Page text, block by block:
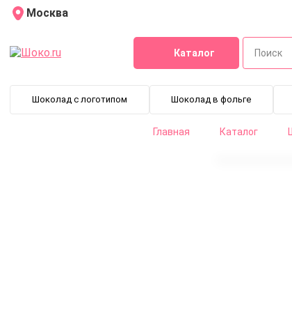
Москва
Каталог
Шоколад с логотипом Шоколад в фольге
Главная Каталог